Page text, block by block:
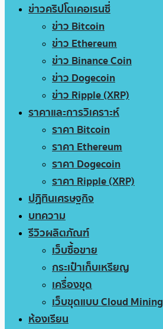
ข่าวคริปโตเคอเรนซี่
ข่าว Bitcoin
ข่าว Ethereum
ข่าว Binance Coin
ข่าว Dogecoin
ข่าว Ripple (XRP)
ราคาและการวิเคราะห์
ราคา Bitcoin
ราคา Ethereum
ราคา Dogecoin
ราคา Ripple (XRP)
ปฏิทินเศรษฐกิจ
บทความ
รีวิวผลิตภัณฑ์
เว็บซื้อขาย
กระเป๋าเก็บเหรียญ
เครื่องขุด
เว็บขุดแบบ Cloud Mining
ห้องเรียน